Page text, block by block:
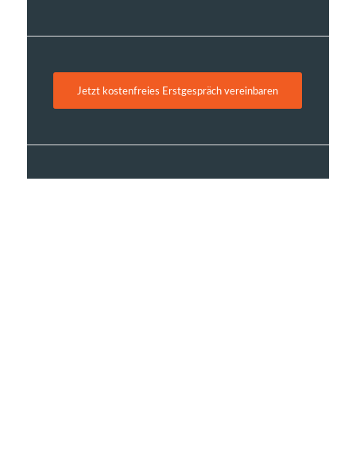
Jetzt kostenfreies Erstgespräch vereinbaren